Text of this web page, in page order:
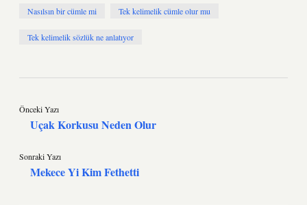
Nasılsın bir cümle mi Tek kelimelik cümle olur mu
Tek kelimelik sözlük ne anlatıyor
Önceki Yazı
Uçak Korkusu Neden Olur
Sonraki Yazı
Mekece Yi Kim Fethetti